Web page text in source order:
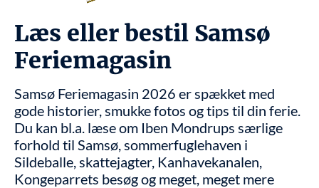
Læs eller bestil Samsø
Feriemagasin
Samsø Feriemagasin 2026 er spækket med
gode historier, smukke fotos og tips til din ferie.
Du kan bl.a. læse om Iben Mondrups særlige
forhold til Samsø, sommerfuglehaven i
Sildeballe, skattejagter, Kanhavekanalen,
Kongeparrets besøg og meget, meget mere